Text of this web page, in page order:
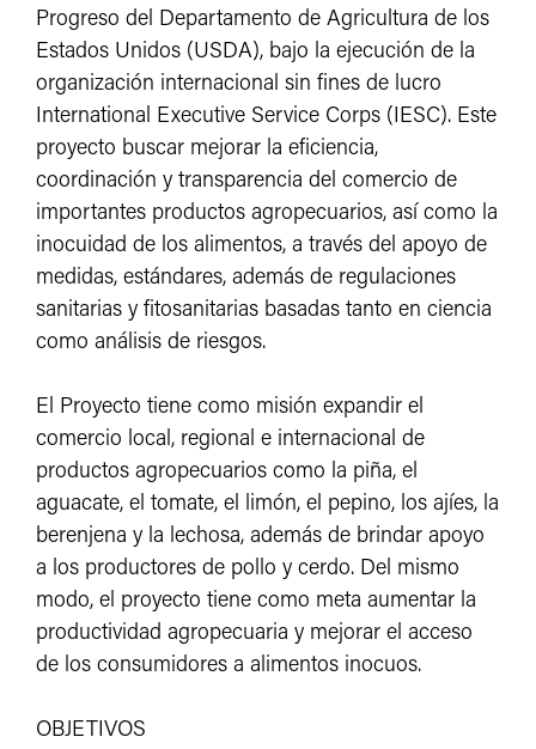
Progreso del Departamento de Agricultura de los
Estados Unidos (USDA), bajo la ejecución de la
organización internacional sin fines de lucro
International Executive Service Corps (IESC). Este
proyecto buscar mejorar la eficiencia,
coordinación y transparencia del comercio de
importantes productos agropecuarios, así como la
inocuidad de los alimentos, a través del apoyo de
medidas, estándares, además de regulaciones
sanitarias y fitosanitarias basadas tanto en ciencia
como análisis de riesgos.
El Proyecto tiene como misión expandir el
comercio local, regional e internacional de
productos agropecuarios como la piña, el
aguacate, el tomate, el limón, el pepino, los ajíes, la
berenjena y la lechosa, además de brindar apoyo
a los productores de pollo y cerdo. Del mismo
modo, el proyecto tiene como meta aumentar la
productividad agropecuaria y mejorar el acceso
de los consumidores a alimentos inocuos.
OBJETIVOS